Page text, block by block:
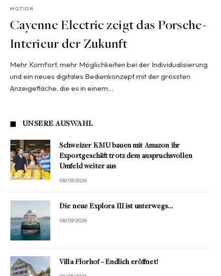
MOTION
Cayenne Electric zeigt das Porsche-
Interieur der Zukunft
Mehr Komfort, mehr Möglichkeiten bei der Individualisierung
und ein neues digitales Bedienkonzept mit der grössten
Anzeigefläche, die es in einem…
UNSERE AUSWAHL
Schweizer KMU bauen mit Amazon ihr
Exportgeschäft trotz dem anspruchsvollen
Umfeld weiter aus
08/05/2026
Die neue Explora III ist unterwegs…
08/05/2026
Villa Florhof – Endlich eröffnet!